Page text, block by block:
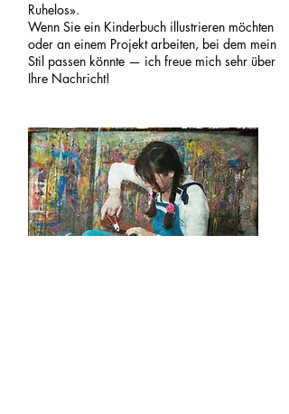
Ruhelos».
Wenn Sie ein Kinderbuch illustrieren möchten
oder an einem Projekt arbeiten, bei dem mein
Stil passen könnte — ich freue mich sehr über
Ihre Nachricht!